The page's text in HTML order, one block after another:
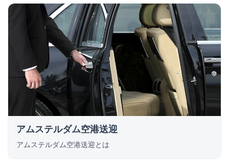
アムステルダム空港送迎
アムステルダム空港送迎とは